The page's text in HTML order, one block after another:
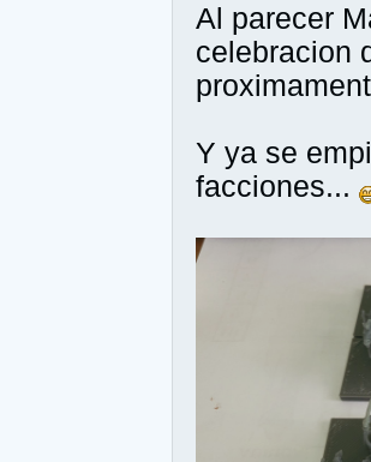
Al parecer
celebracion
Y ya se
facciones...